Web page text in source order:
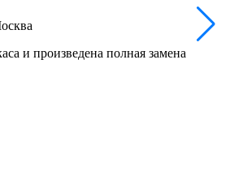
и произведена полная замена